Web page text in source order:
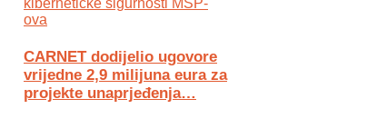
CARNET dodijelio ugovore
vrijedne 2,9 milijuna eura za
projekte unaprjeđenja…